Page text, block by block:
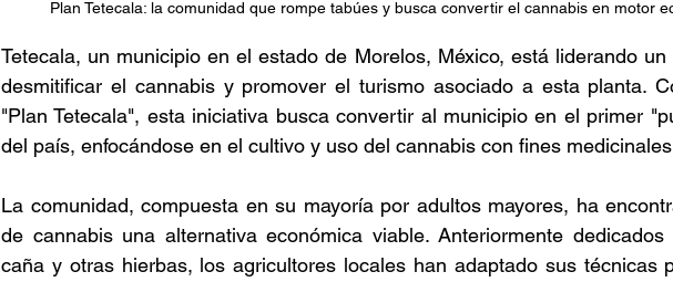
Plan Tetecala: la comunidad que rompe tabúes y busca convertir el cannabis en motor
Tetecala, un municipio en el estado de Morelos, México, está liderando
desmitificar el cannabis y promover el turismo asociado a esta planta.
"Plan Tetecala", esta iniciativa busca convertir al municipio en el primer
del país, enfocándose en el cultivo y uso del cannabis con fines
La comunidad, compuesta en su mayoría por adultos mayores, ha
de cannabis una alternativa económica viable. Anteriormente
caña y otras hierbas, los agricultores locales han adaptado sus técnicas